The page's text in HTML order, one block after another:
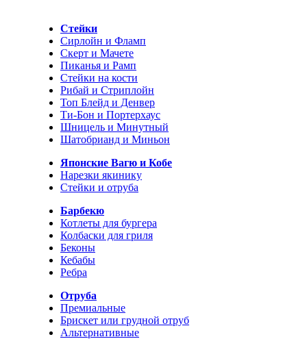
Стейки
Сирлойн и Фламп
Скерт и Мачете
Пиканья и Рамп
Стейки на кости
Рибай и Стриплойн
Топ Блейд и Денвер
Ти-Бон и Портерхаус
Шницель и Минутный
Шатобрианд и Миньон
Японские Вагю и Кобе
Нарезки якинику
Стейки и отруба
Барбекю
Котлеты для бургера
Колбаски для гриля
Беконы
Кебабы
Ребра
Отруба
Премиальные
Брискет или грудной отруб
Альтернативные